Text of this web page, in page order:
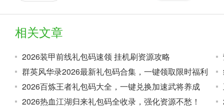
相关文章
2026装甲前线礼包码速领 挂机刷资源攻略
群英风华录2026最新礼包码合集，一键领取限时福利
2026百炼王者礼包码大全，一键兑换加速武将养成
2026热血江湖归来礼包码全收录，强化资源不愁！